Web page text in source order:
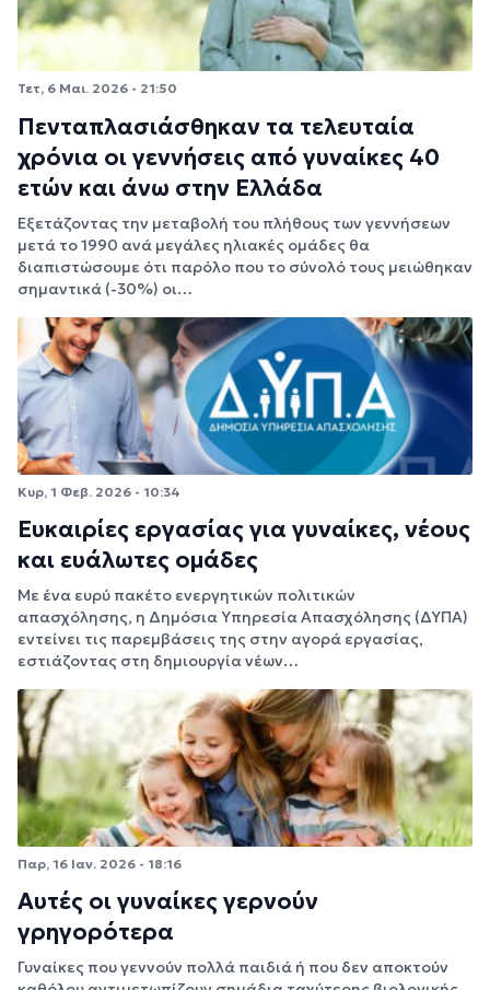
Τετ, 6 Μαι. 2026 - 21:50
Πενταπλασιάσθηκαν τα τελευταία
χρόνια οι γεννήσεις από γυναίκες 40
ετών και άνω στην Ελλάδα
Εξετάζοντας την μεταβολή του πλήθους των γεννήσεων
μετά το 1990 ανά μεγάλες ηλιακές ομάδες θα
διαπιστώσουμε ότι παρόλο που το σύνολό τους μειώθηκαν
σημαντικά (-30%) οι…
Κυρ, 1 Φεβ. 2026 - 10:34
Ευκαιρίες εργασίας για γυναίκες, νέους
και ευάλωτες ομάδες
Με ένα ευρύ πακέτο ενεργητικών πολιτικών
απασχόλησης, η Δημόσια Υπηρεσία Απασχόλησης (ΔΥΠΑ)
εντείνει τις παρεμβάσεις της στην αγορά εργασίας,
εστιάζοντας στη δημιουργία νέων…
Παρ, 16 Ιαν. 2026 - 18:16
Αυτές οι γυναίκες γερνούν
γρηγορότερα
Γυναίκες που γεννούν πολλά παιδιά ή που δεν αποκτούν